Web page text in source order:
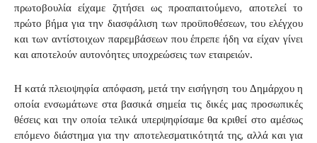
πρωτοβουλία είχαμε ζητήσει ως προαπαιτούμενο, αποτελεί το
πρώτο βήμα για την διασφάλιση των προϋποθέσεων, του ελέγχου
και των αντίστοιχων παρεμβάσεων που έπρεπε ήδη να είχαν γίνει
και αποτελούν αυτονόητες υποχρεώσεις των εταιρειών.
Η κατά πλειοψηφία απόφαση, μετά την εισήγηση του Δημάρχου η
οποία ενσωμάτωνε στα βασικά σημεία τις δικές μας προσωπικές
θέσεις και την οποία τελικά υπερψηφίσαμε θα κριθεί στο αμέσως
επόμενο διάστημα για την αποτελεσματικότητά της, αλλά και για